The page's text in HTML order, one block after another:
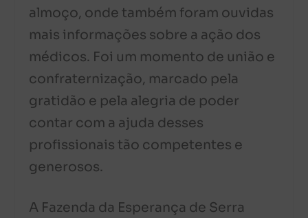
almoço, onde também foram ouvidas
mais informações sobre a ação dos
médicos. Foi um momento de união e
confraternização, marcado pela
gratidão e pela alegria de poder
contar com a ajuda desses
profissionais tão competentes e
generosos.
A Fazenda da Esperança de Serra